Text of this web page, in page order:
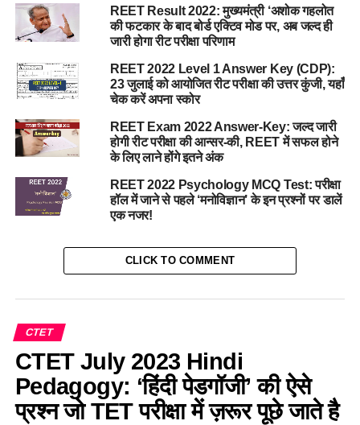
REET Result 2022: मुख्यमंत्री ‘अशोक गहलोत
की फटकार के बाद बोर्ड एक्टिव मोड पर, अब जल्द ही
जारी होगा रीट परीक्षा परिणाम
REET 2022 Level 1 Answer Key (CDP):
23 जुलाई को आयोजित रीट परीक्षा की उत्तर कुंजी, यहाँ
चेक करें अपना स्कोर
REET Exam 2022 Answer-Key: जल्द जारी
होगी रीट परीक्षा की आन्सर-की, REET में सफल होने
के लिए लाने होंगे इतने अंक
REET 2022 Psychology MCQ Test: परीक्षा
हॉल में जाने से पहले ‘मनोविज्ञान’ के इन प्रश्नों पर डालें
एक नजर!
CLICK TO COMMENT
CTET
CTET July 2023 Hindi
Pedagogy: ‘हिंदी पेडगॉजी’ की ऐसे
प्रश्न जो TET परीक्षा में ज़रूर पूछे जाते है